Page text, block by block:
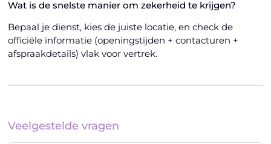
Wat is de snelste manier om zekerheid te krijgen?
Bepaal je dienst, kies de juiste locatie, en check de
officiële informatie (openingstijden + contacturen +
afspraakdetails) vlak voor vertrek.
Veelgestelde vragen